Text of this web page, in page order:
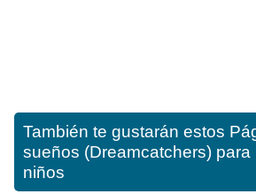
También te gustarán estos
sueños (Dreamcatchers) para
niños